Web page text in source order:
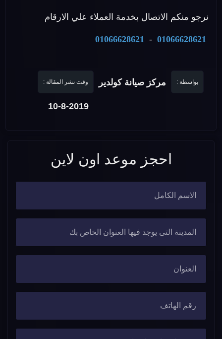
نرجو منكم الاتصال بخدمة العملاء علي الارقام
01066628621
-
01066628621
بواسطة : مركز صيانة كولدير وقت نشر المقالة :
10-8-2019
احجز موعد اون لاين